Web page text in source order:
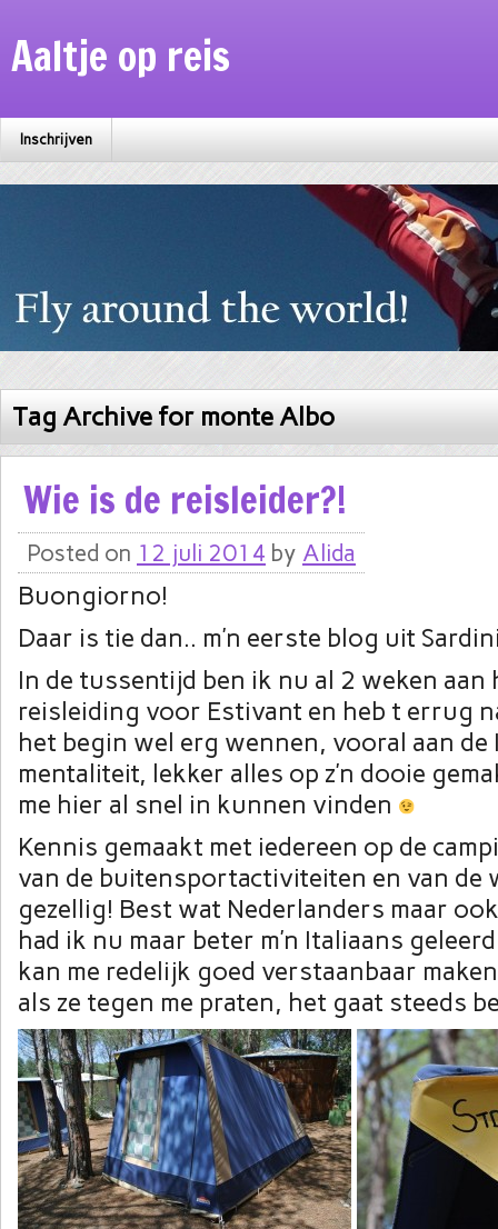
Aaltje op reis
Inschrijven
Tag Archive for monte Albo
Wie is de reisleider?!
Posted on 12 juli 2014 by Alida
Buongiorno!
Daar is tie dan.. m’n eerste blog uit
In de tussentijd ben ik nu al 2 weken aan
reisleiding voor Estivant en heb t errug
het begin wel erg wennen, vooral aan de
mentaliteit, lekker alles op z’n dooie
me hier al snel in kunnen vinden
Kennis gemaakt met iedereen op de
van de buitensportactiviteiten en van de
gezellig! Best wat Nederlanders maar
had ik nu maar beter m’n Italiaans
kan me redelijk goed verstaanbaar
als ze tegen me praten, het gaat steeds